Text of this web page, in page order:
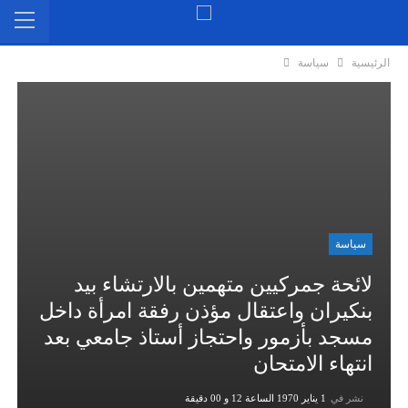
الرئيسية سياسة
سياسة
لائحة جمركيين متهمين بالارتشاء بيد
بنكيران واعتقال مؤذن رفقة امرأة داخل
مسجد بأزمور واحتجاز أستاذ جامعي بعد
انتهاء الامتحان
نشر في 1 يناير 1970 الساعة 12 و 00 دقيقة